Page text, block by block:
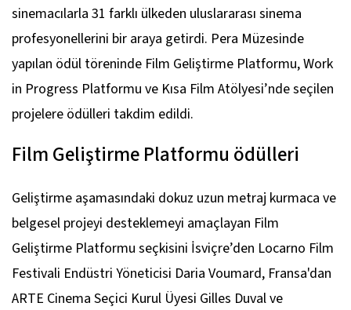
sinemacılarla 31 farklı ülkeden uluslararası sinema
profesyonellerini bir araya getirdi. Pera Müzesinde
yapılan ödül töreninde Film Geliştirme Platformu, Work
in Progress Platformu ve Kısa Film Atölyesi’nde seçilen
projelere ödülleri takdim edildi.
Film Geliştirme Platformu ödülleri
Geliştirme aşamasındaki dokuz uzun metraj kurmaca ve
belgesel projeyi desteklemeyi amaçlayan Film
Geliştirme Platformu seçkisini İsviçre’den Locarno Film
Festivali Endüstri Yöneticisi Daria Voumard, Fransa'dan
ARTE Cinema Seçici Kurul Üyesi Gilles Duval ve